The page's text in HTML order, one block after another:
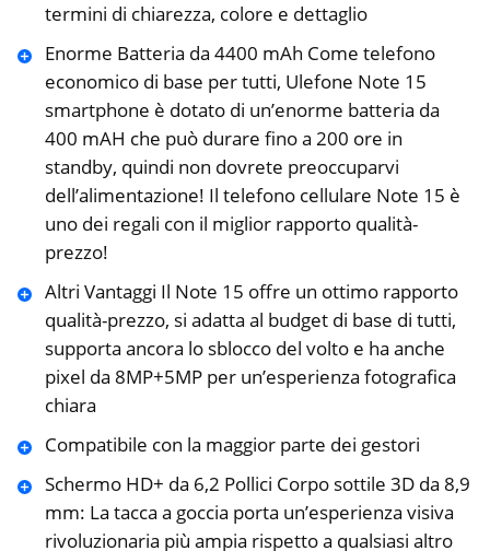
termini di chiarezza, colore e dettaglio
Enorme Batteria da 4400 mAh Come telefono
economico di base per tutti, Ulefone Note 15
smartphone è dotato di un’enorme batteria da
400 mAH che può durare fino a 200 ore in
standby, quindi non dovrete preoccuparvi
dell’alimentazione! Il telefono cellulare Note 15 è
uno dei regali con il miglior rapporto qualità-
prezzo!
Altri Vantaggi Il Note 15 offre un ottimo rapporto
qualità-prezzo, si adatta al budget di base di tutti,
supporta ancora lo sblocco del volto e ha anche
pixel da 8MP+5MP per un’esperienza fotografica
chiara
Compatibile con la maggior parte dei gestori
Schermo HD+ da 6,2 Pollici Corpo sottile 3D da 8,9
mm: La tacca a goccia porta un’esperienza visiva
rivoluzionaria più ampia rispetto a qualsiasi altro